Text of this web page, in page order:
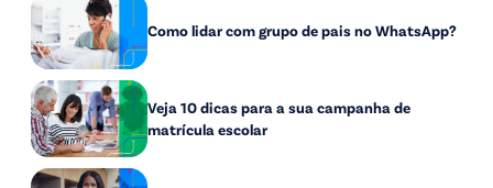
Como lidar com grupo de pais no WhatsApp?
Veja 10 dicas para a sua campanha de
matrícula escolar